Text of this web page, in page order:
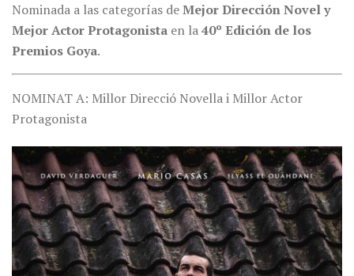
Nominada a las categorías deMejor Dirección Novel y
Mejor Actor Protagonista en la40º Edición de los
Premios Goya.
NOMINAT A: Millor Direcció Novella i Millor Actor
Protagonista